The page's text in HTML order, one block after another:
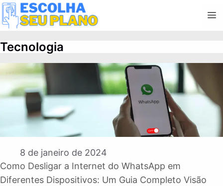
Pular
para
conteúdo
Tecnologia
8 de janeiro de 2024
Como Desligar a Internet do WhatsApp em
Diferentes Dispositivos: Um Guia Completo Visão